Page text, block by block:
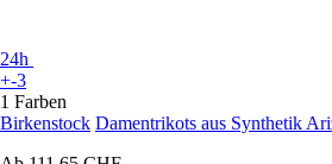
24h
+-3
1 Farben
Birkenstock Damentrikots aus Synthetik